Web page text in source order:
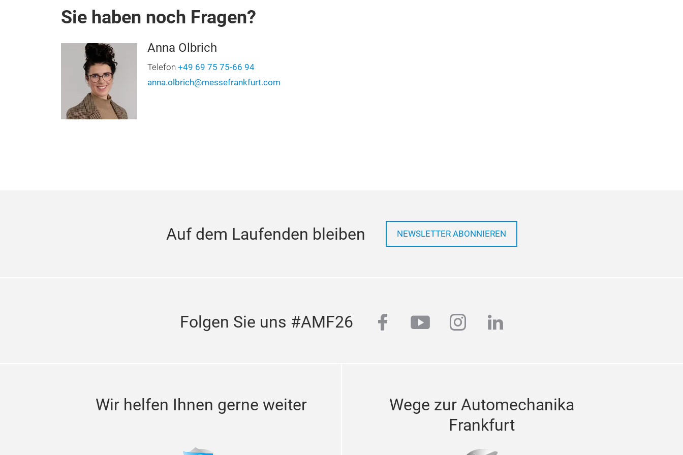
Sie haben noch Fragen?
Anna Olbrich
Telefon +49 69 75 75-66 94
anna.olbrich@messefrankfurt.com
Auf dem Laufenden bleiben NEWSLETTER ABONNIEREN
Folgen Sie uns #AMF26 facebook
youtubeinstagram
linkedin
Wir helfen Ihnen gerne weiter
Wege zur Automechanika
Frankfurt